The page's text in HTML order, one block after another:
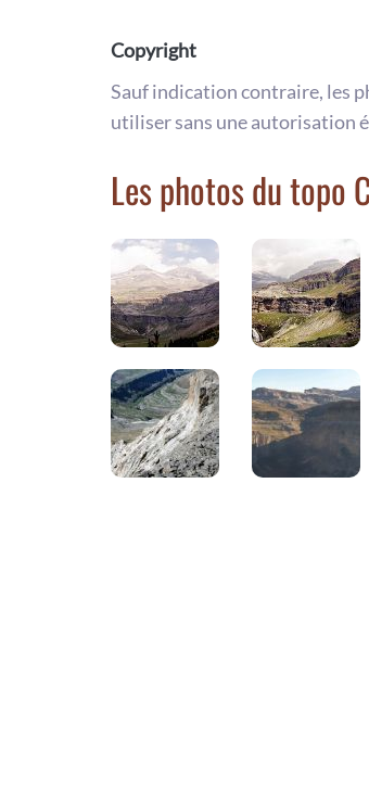
Copyright
Sauf indication contraire, les
utiliser sans une autorisation
Les photos du topo